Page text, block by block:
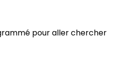
pour aller chercher